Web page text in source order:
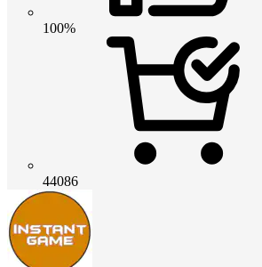
100%
44086